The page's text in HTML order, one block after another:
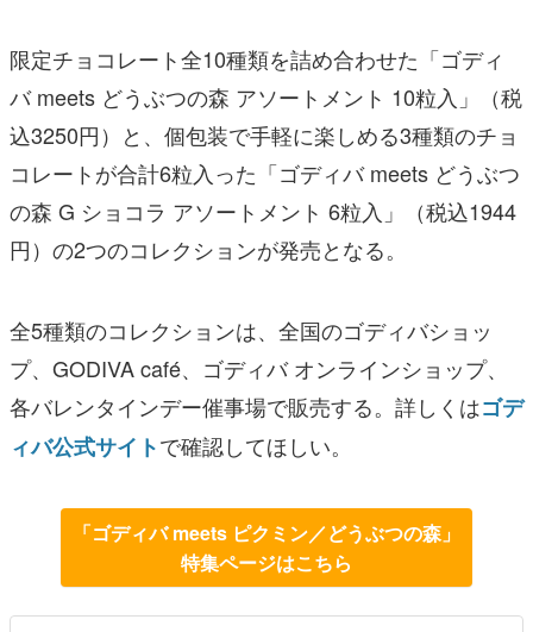
限定チョコレート全10種類を詰め合わせた「ゴディ
バ meets どうぶつの森 アソートメント 10粒入」（税
込3250円）と、個包装で手軽に楽しめる3種類のチョ
コレートが合計6粒入った「ゴディバ meets どうぶつ
の森 G ショコラ アソートメント 6粒入」（税込1944
円）の2つのコレクションが発売となる。
全5種類のコレクションは、全国のゴディバショッ
プ、GODIVA café、ゴディバ オンラインショップ、
各バレンタインデー催事場で販売する。詳しくはゴデ
ィバ公式サイトで確認してほしい。
「ゴディバ meets ピクミン／どうぶつの森」
特集ページはこちら